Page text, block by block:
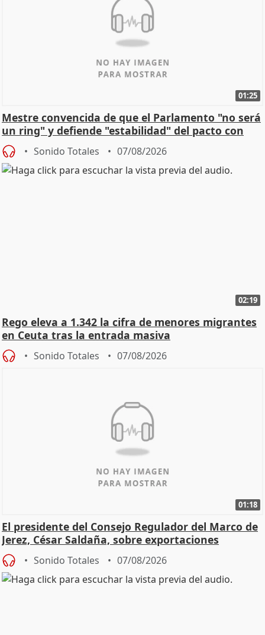
01:25
Mestre convencida de que el Parlamento "no será
un ring" y defiende "estabilidad" del pacto con
Vox
Sonido Totales 07/08/2026
02:19
Rego eleva a 1.342 la cifra de menores migrantes
en Ceuta tras la entrada masiva
Sonido Totales 07/08/2026
01:18
El presidente del Consejo Regulador del Marco de
Jerez, César Saldaña, sobre exportaciones
Sonido Totales 07/08/2026